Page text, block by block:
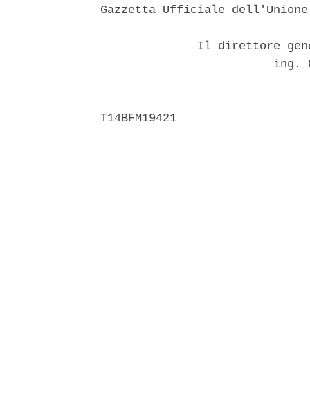
Gazzetta Ufficiale
Il direttore